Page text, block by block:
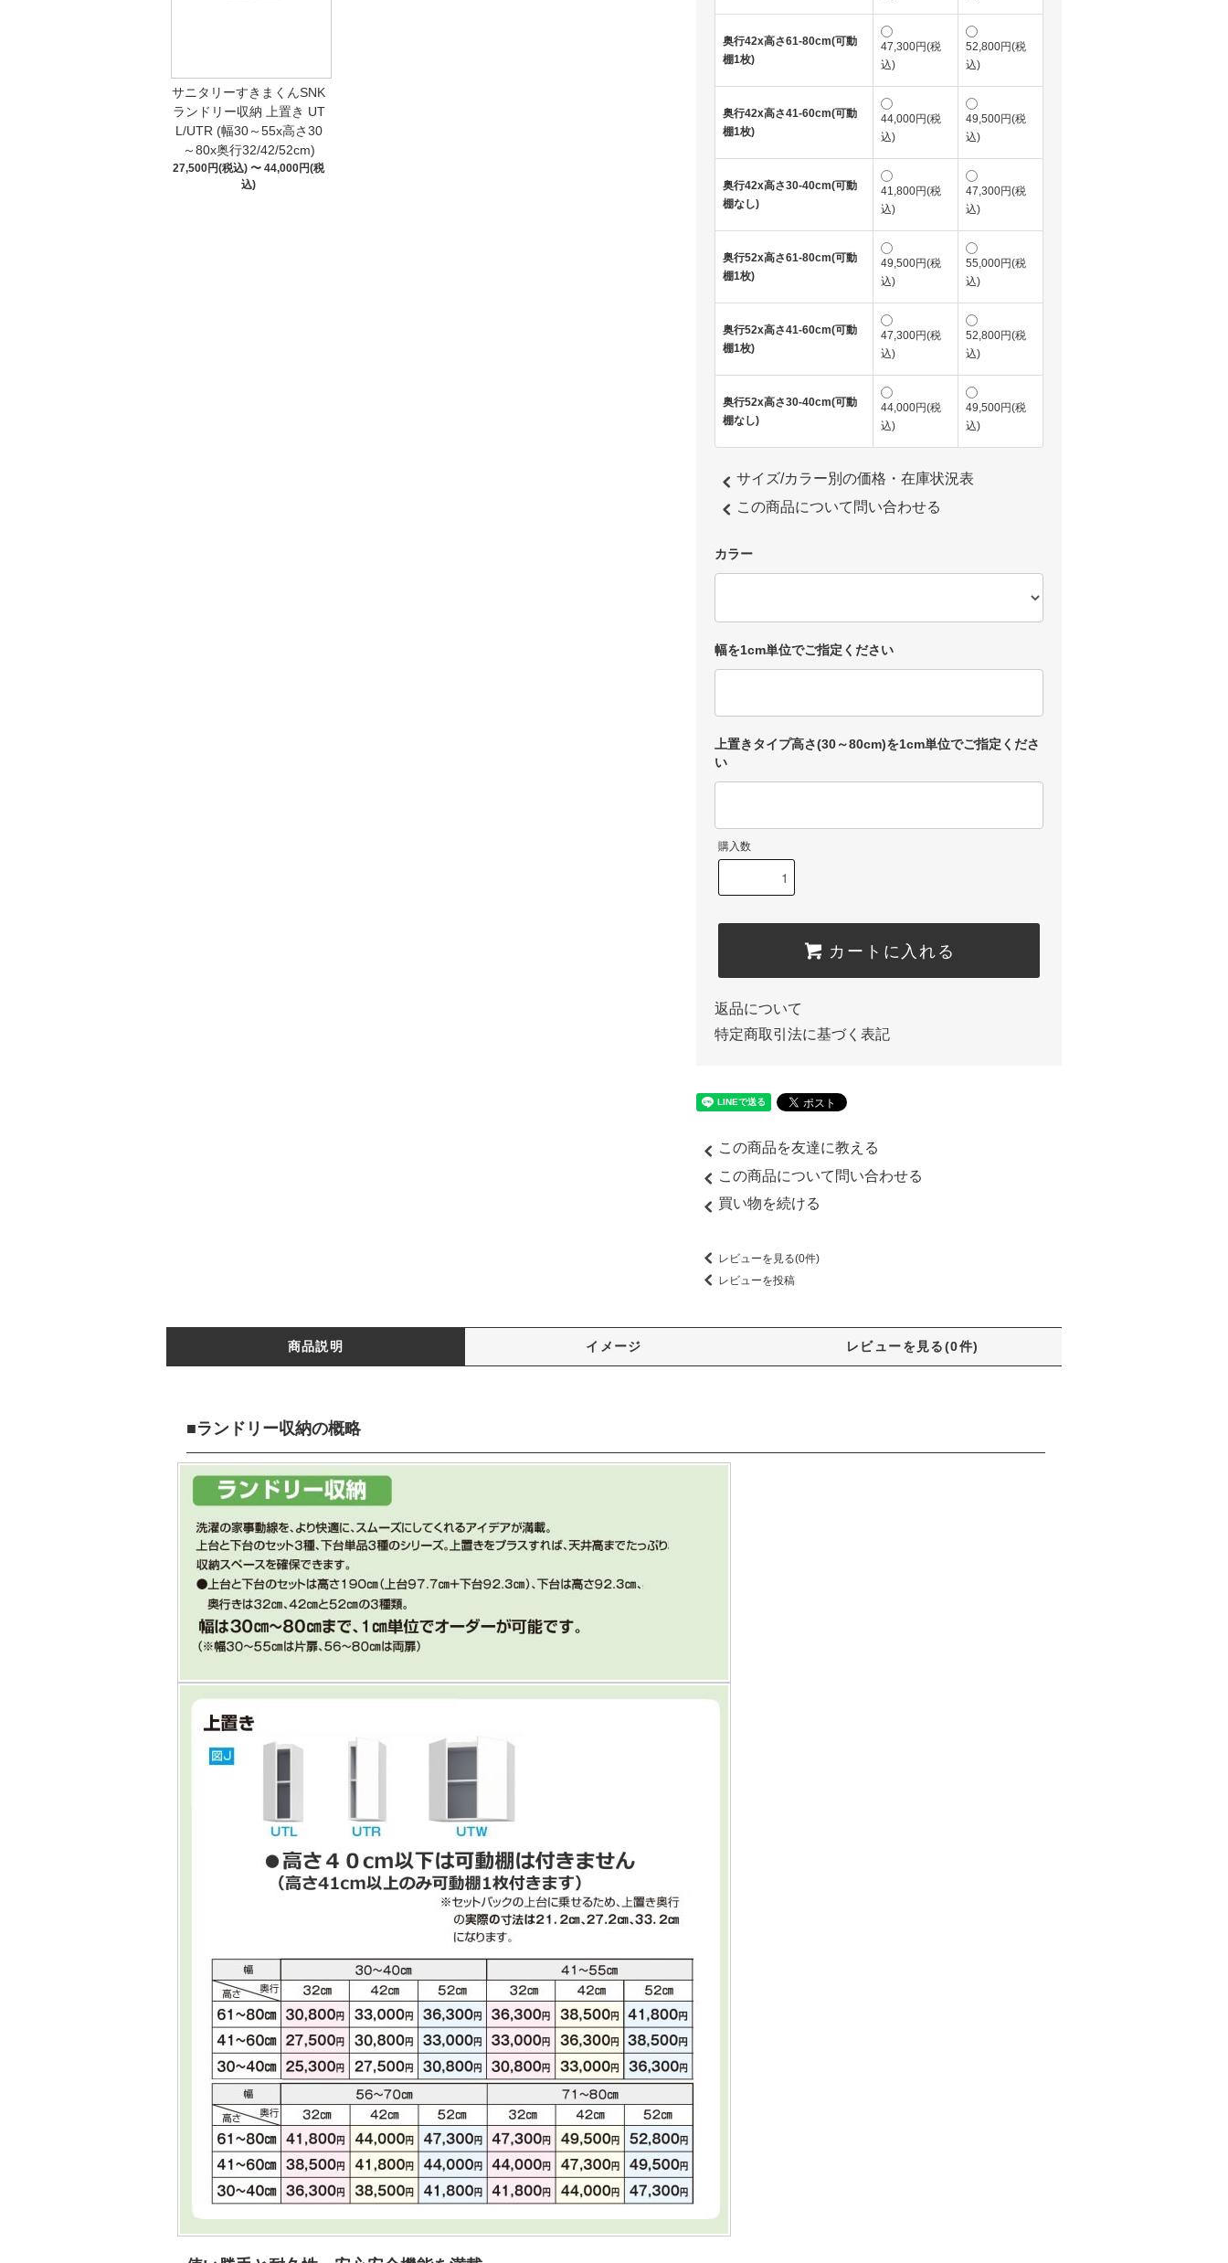
サニタリーすきまくんSNK
ランドリー収納 上置き UT
L/UTR (幅30～55x高さ30
～80x奥行32/42/52cm)
27,500円(税込) 〜 44,000円(税
込)
奥行42x高さ61-80cm(可動
棚1枚)
47,300円(税
込)
52,800円(税
込)
奥行42x高さ41-60cm(可動
棚1枚)
44,000円(税
込)
49,500円(税
込)
奥行42x高さ30-40cm(可動
棚なし)
41,800円(税
込)
47,300円(税
込)
奥行52x高さ61-80cm(可動
棚1枚)
49,500円(税
込)
55,000円(税
込)
奥行52x高さ41-60cm(可動
棚1枚)
47,300円(税
込)
52,800円(税
込)
奥行52x高さ30-40cm(可動
棚なし)
44,000円(税
込)
49,500円(税
込)
サイズ/カラー別の価格・在庫状況表
この商品について問い合わせる
カラー
幅を1cm単位でご指定ください
上置きタイプ高さ(30～80cm)を1cm単位でご指定くださ
い
購入数
カートに入れる
返品について
特定商取引法に基づく表記
この商品を友達に教える
この商品について問い合わせる
買い物を続ける
レビューを見る(0件)
レビューを投稿
商品説明 イメージ レビューを見る(0件)
■ランドリー収納の概略